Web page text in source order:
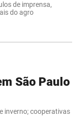
de imprensa,
do agro
São Paulo
inverno; cooperativas